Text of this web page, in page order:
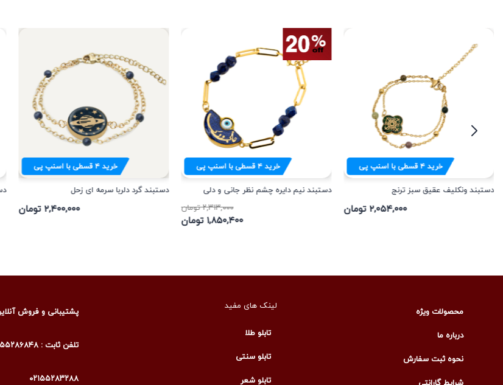
خرید۴قسطی با اسنپ پی
دستبند ونکلیف عقیق سبز ترنج
۲,۰۵۴,۰۰۰ تومان
خرید۴قسطی با اسنپ پی
دستبند نیم دایره چشم نظر جانی و دلی
۲,۳۱۳,۰۰۰ تومان
۱,۸۵۰,۴۰۰ تومان
خرید۴قسطی با اسنپ پی
دستبند گرد دلربا سرمه ای زحل
۲,۴۰۰,۰۰۰ تومان
محصولات ویژه
درباره ما
نحوه ثبت سفارش
لینک های مفید
تابلو طلا
تابلو سنتی
تابلو شعر
پشتیبانی و فروش آنلاین :
تلفن ثابت : ۰۲۱۵۵۲۸۶۸۴۸
۰۲۱۵۵۲۸۳۲۸۸